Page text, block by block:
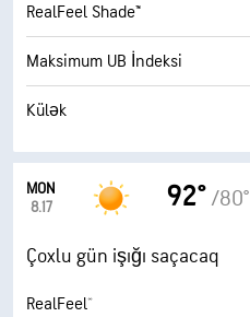
RealFeel Shade™
Maksimum UB İndeksi
Külək
MON
8.17
92° /80°
Çoxlu gün işığı saçacaq
RealFeel®